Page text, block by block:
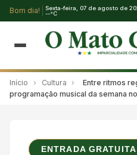
Bom dia!
Sexta-feira, 07 de agosto de
--°C
Início › Cultura ›
Entre ritmos
programação musical da semana
ENTRADA GRATUITA